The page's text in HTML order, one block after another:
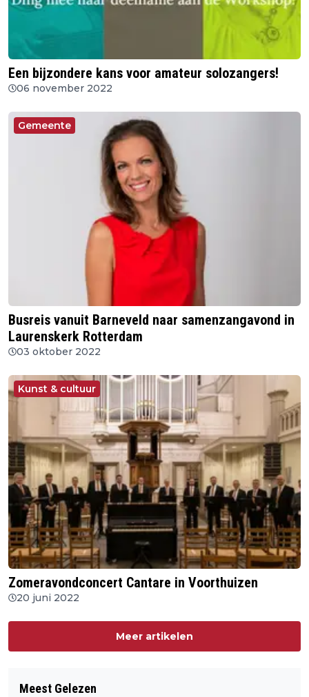
Een bijzondere kans voor amateur solozangers!
06 november 2022
Gemeente
Busreis vanuit Barneveld naar samenzangavond in
Laurenskerk Rotterdam
03 oktober 2022
Kunst & cultuur
Zomeravondconcert Cantare in Voorthuizen
20 juni 2022
Meer artikelen
Meest Gelezen